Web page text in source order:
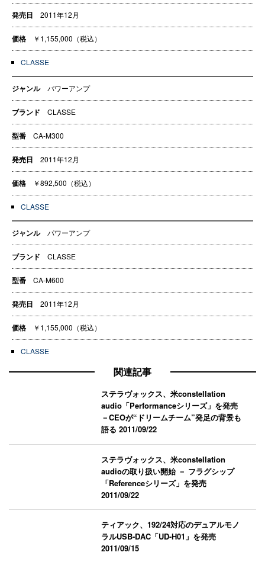
発売日 2011年12月
価格 ￥1,155,000（税込）
CLASSE
ジャンル パワーアンプ
ブランド CLASSE
型番 CA-M300
発売日 2011年12月
価格 ￥892,500（税込）
CLASSE
ジャンル パワーアンプ
ブランド CLASSE
型番 CA-M600
発売日 2011年12月
価格 ￥1,155,000（税込）
CLASSE
関連記事
ステラヴォックス、米constellation
audio「Performanceシリーズ」を発売
－CEOが“ドリームチーム”発足の背景も
語る2011/09/22
ステラヴォックス、米constellation
audioの取り扱い開始 － フラグシップ
「Referenceシリーズ」を発売
2011/09/22
ティアック、192/24対応のデュアルモノ
ラルUSB-DAC「UD-H01」を発売
2011/09/15